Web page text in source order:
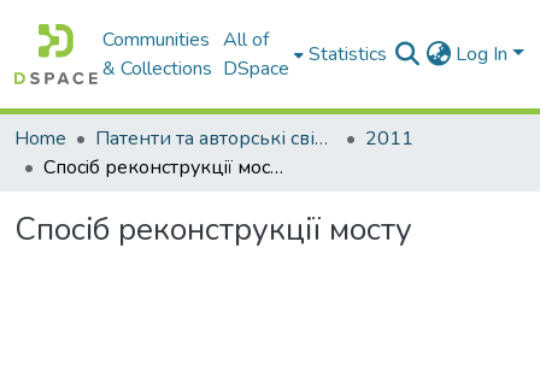
Communities
& Collections
All of
DSpace
Statistics Log In
Home Патенти та авторські свідоцтва
2011
Спосiб реконструкцiї мосту
Спосiб реконструкцiї мосту